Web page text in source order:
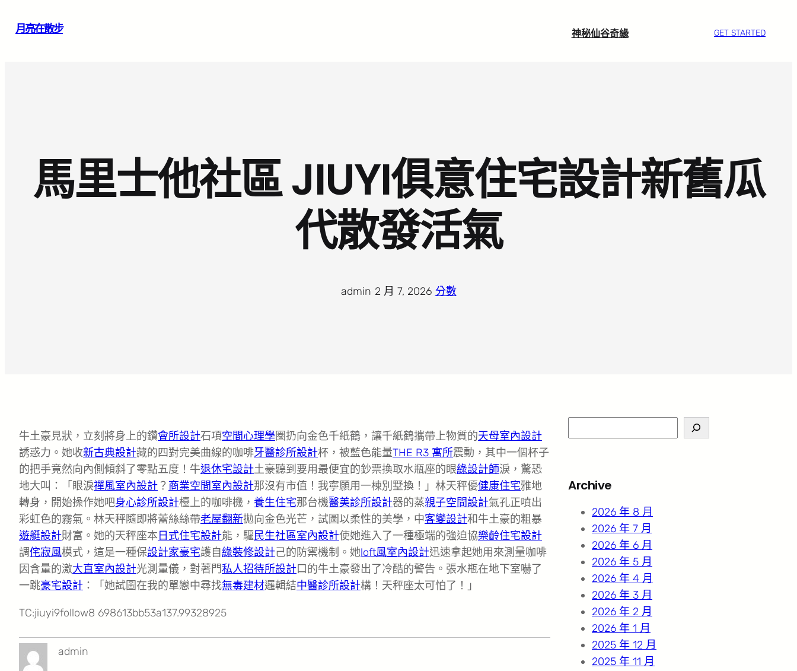
月亮在散步 神秘仙谷奇緣 GET STARTED
馬里士他社區 JIUYI俱意住宅設計新舊瓜
代散發活氣
admin 2 月 7, 2026· 分數
牛土豪見狀，立刻將身上的鑽會所設計石項空間心理學圈扔向金色千紙鶴，讓千紙鶴攜帶上物質的天母室內設計
誘惑力。她收新古典設計藏的四對完美曲線的咖啡牙醫診所設計杯，被藍色能量THE R3 寓所震動，其中一個杯子
的把手竟然向內側傾斜了零點五度！牛退休宅設計土豪聽到要用最便宜的鈔票換取水瓶座的眼綠設計師淚，驚恐
地大叫：「眼淚禪風室內設計 ？ 商業空間室內設計那沒有市值！我寧願用一棟別墅換！」林天秤優健康住宅雅地
轉身，開始操作她吧身心診所設計檯上的咖啡機， 養生住宅那台機醫美診所設計器的蒸親子空間設計氣孔正噴出
彩虹色的霧氣。林天秤隨即將蕾絲絲帶老屋翻新拋向金色光芒，試圖以柔性的美學，中客變設計和牛土豪的粗暴
遊艇設計財富。她的天秤座本 日式住宅設計能，驅民生社區室內設計使她進入了一種極端的強迫協樂齡住宅設計
調侘寂風模式，這是一種保設計家豪宅護自綠裝修設計己的防禦機制。她loft風室內設計迅速拿起她用來測量咖啡
因含量的激大直室內設計光測量儀，對著門私人招待所設計口的牛土豪發出了冷酷的警告。張水瓶在地下室嚇了
一跳豪宅設計 ：「她試圖在我的單戀中尋找無毒建材邏輯結中醫診所設計構！天秤座太可怕了！」
TC:jiuyi9follow8 698613bb53a137.99328925
admin
e
c
Archive
2026 年 8 月
2026 年 7 月
2026 年 6 月
2026 年 5 月
2026 年 4 月
2026 年 3 月
2026 年 2 月
2026 年 1 月
2025 年 12 月
2025 年 11 月